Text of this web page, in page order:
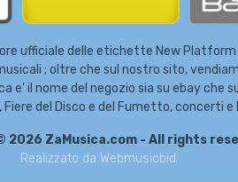
ufficiale delle etichette New Platform
; oltre che sul nostro sito,
e' il nome del negozio sia su ebay che
del Disco e del Fumetto, concerti
2026 ZaMusica.com - All rights
Realizzato da Webmusicbid